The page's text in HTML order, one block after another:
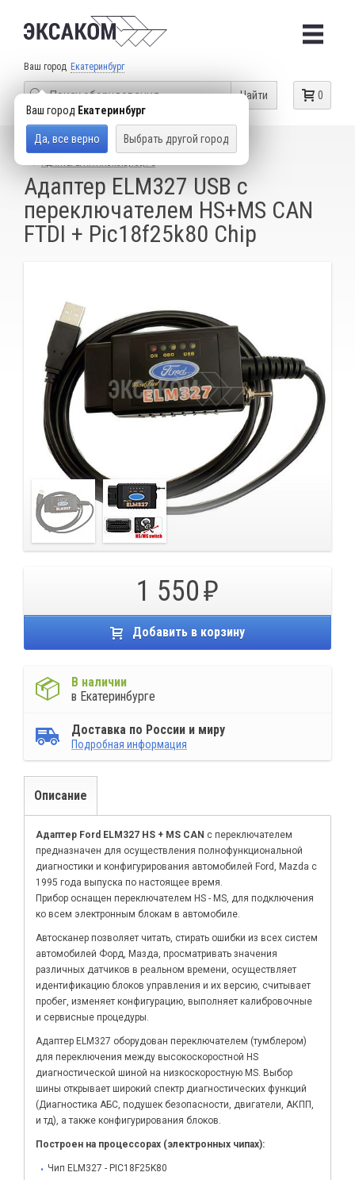
Ваш город Екатеринбург
Ваш город Екатеринбург
Да, все верно Выбрать другой город
0
Найти
КАТАЛОГ ТОВАРОВ
ДИАГНОСТИЧЕСКИЕ СКАНЕРЫ
Адаптер ELM327 USB с
переключателем HS+MS CAN
FTDI + Pic18f25k80 Chip
1 550
Добавить в корзину
В наличии
в Екатеринбурге
Доставка по России и миру
Подробная информация
Описание
Адаптер Ford ELM327 HS + MS CAN с переключателем
предназначен для осуществления полнофункциональной
диагностики и конфигурирования автомобилей Ford, Mazda с
1995 года выпуска по настоящее время.
Прибор оснащен переключателем HS - MS, для подключения
ко всем электронным блокам в автомобиле.
Автосканер позволяет читать, стирать ошибки из всех систем
автомобилей Форд, Мазда, просматривать значения
различных датчиков в реальном времени, осуществляет
идентификацию блоков управления и их версию, считывает
пробег, изменяет конфигурацию, выполняет калибровочные
и сервисные процедуры.
Адаптер ELM327 оборудован переключателем (тумблером)
для переключения между высокоскоростной HS
диагностической шиной на низкоскоростную MS. Выбор
шины открывает широкий спектр диагностических функций
(Диагностика АБС, подушек безопасности, двигатели, АКПП,
и тд), а также конфигурирования блоков.
Построен на процессорах (электронных чипах):
Чип ELM327 - PIC18F25K80